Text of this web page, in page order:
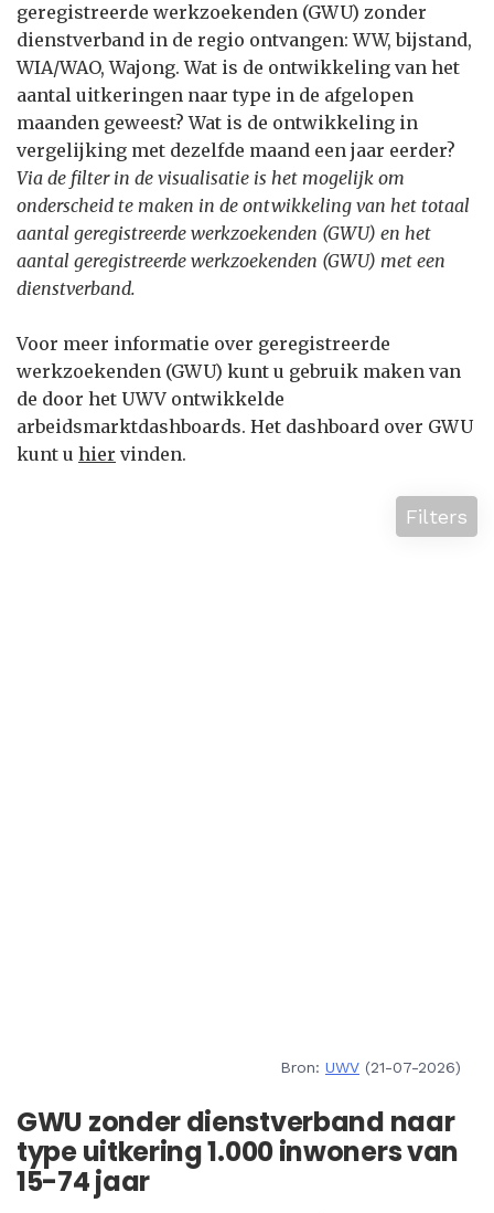
geregistreerde werkzoekenden (GWU) zonder
dienstverband in de regio ontvangen: WW, bijstand,
WIA/WAO, Wajong. Wat is de ontwikkeling van het
aantal uitkeringen naar type in de afgelopen
maanden geweest? Wat is de ontwikkeling in
vergelijking met dezelfde maand een jaar eerder?
Via de filter in de visualisatie is het mogelijk om
onderscheid te maken in de ontwikkeling van het totaal
aantal geregistreerde werkzoekenden (GWU) en het
aantal geregistreerde werkzoekenden (GWU) met een
dienstverband.
Voor meer informatie over geregistreerde
werkzoekenden (GWU) kunt u gebruik maken van
de door het UWV ontwikkelde
arbeidsmarktdashboards. Het dashboard over GWU
kunt u hier vinden.
Filters
Bron: UWV (21-07-2026)
GWU zonder dienstverband naar
type uitkering 1.000 inwoners van
15-74 jaar